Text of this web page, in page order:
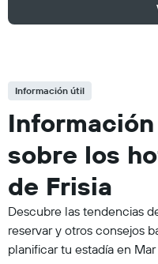
Información útil
Información
sobre los
de Frisia
Descubre las tendencias
reservar y otros consejos
planificar tu estadía en